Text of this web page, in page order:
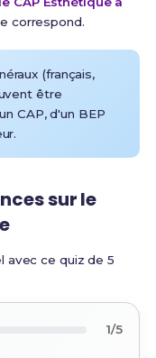
correspond.
(français,
être
CAP, d'un BEP
sur le
avec ce quiz de 5
1/5